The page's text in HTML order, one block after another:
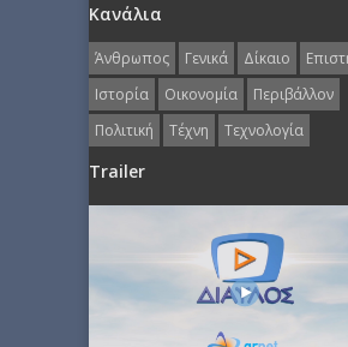
Κανάλια
Άνθρωπος Γενικά Δίκαιο
Ιστορία
Οικονομία
Περιβάλλον
Πολιτική
Τέχνη Τεχνολογία
Trailer